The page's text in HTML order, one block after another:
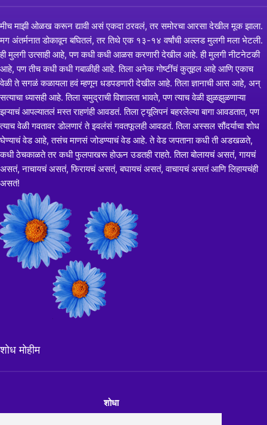
मीच माझी ओळख करून द्यावी असं एकदा ठरवलं, तर समोरचा आरसा देखील मूक झाला.
मग अंतर्मनात डोकावून बघितलं, तर तिथे एक १३-१४ वर्षांची अल्लड मुलगी मला भेटली.
ही मुलगी उत्साही आहे, पण कधी कधी आळस करणारी देखील आहे. ही मुलगी नीटनेटकी
आहे, पण तीच कधी कधी गबाळीही आहे. तिला अनेक गोष्टींचं कुतूहल आहे आणि एकाच
वेळी ते सगळं कळायला हवं म्हणून धडपडणारी देखील आहे. तिला ज्ञानाची आस आहे, अन्
सत्याचा ध्यासही आहे. तिला समुद्राची विशालता भावते, पण त्याच वेळी झुळझुळणाऱ्या
झऱ्याचं आपल्यातलं मस्त राहणंही आवडतं. तिला ट्यूलिपनं बहरलेल्या बागा आवडतात, पण
त्याच वेळी गवतावर डोलणारं ते इवलंसं गवतफूलही आवडतं. तिला अस्सल सौंदर्याचा शोध
घेण्याचं वेड आहे, तसंच माणसं जोडण्याचं वेड आहे. ते वेड जपताना कधी ती अडखळते,
कधी ठेचकाळते तर कधी फुलपाखरू होऊन उडतही राहते. तिला बोलायचं असतं, गायचं
असतं, नाचायचं असतं, फिरायचं असतं, बघायचं असतं, वाचायचं असतं आणि लिहायचंही
असतं!
शोध मोहीम
शोधा